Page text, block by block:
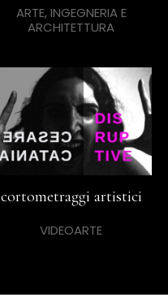
ARTE, INGEGNERIA E
ARCHITETTURA
cortometraggi artistici
VIDEOARTE